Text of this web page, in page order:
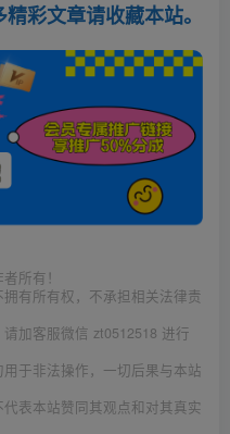
彩文章请收藏本站。
所有！
有所有权，不承担相关法律责
加客服微信 zt0512518 进行
于非法操作，一切后果与本站
表本站赞同其观点和对其真实